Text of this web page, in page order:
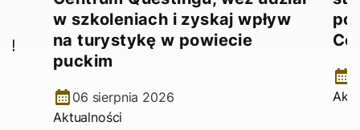
w szkoleniach i zyskaj wpływ
na turystykę w powiecie
puckim
06 sierpnia 2026
Aktualności